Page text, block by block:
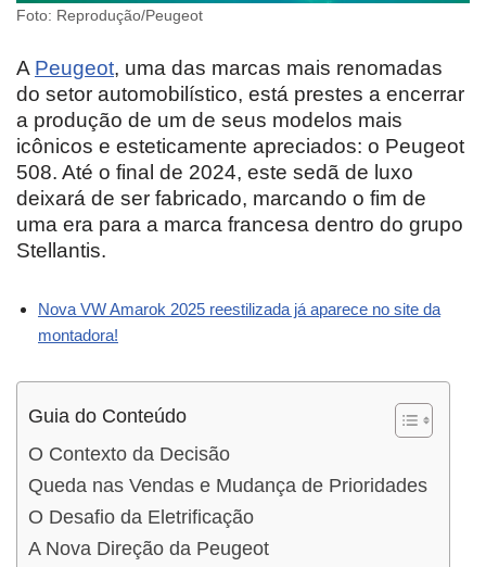
Foto: Reprodução/Peugeot
A Peugeot, uma das marcas mais renomadas
do setor automobilístico, está prestes a encerrar
a produção de um de seus modelos mais
icônicos e esteticamente apreciados: o Peugeot
508. Até o final de 2024, este sedã de luxo
deixará de ser fabricado, marcando o fim de
uma era para a marca francesa dentro do grupo
Stellantis.
Nova VW Amarok 2025 reestilizada já aparece no site da
montadora!
Guia do Conteúdo
O Contexto da Decisão
Queda nas Vendas e Mudança de Prioridades
O Desafio da Eletrificação
A Nova Direção da Peugeot